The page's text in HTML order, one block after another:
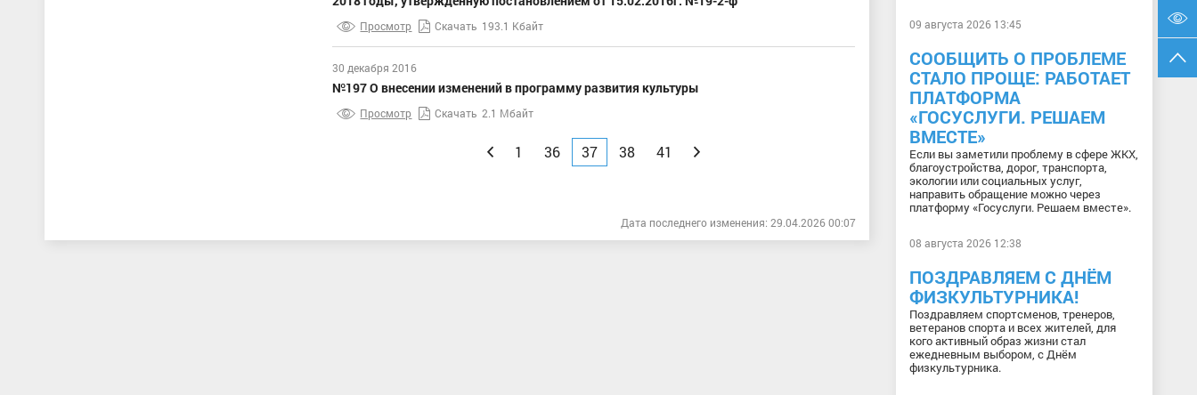
Просмотр Скачать 193.1 Кбайт
30 декабря 2016
№197 О внесении изменений в программу развития культуры
Просмотр Скачать 2.1 Мбайт
Назад
1 36 37 38 41 Вперед
Дата последнего изменения: 29.04.2026 00:07
09 августа 2026 13:45
СООБЩИТЬ О ПРОБЛЕМЕ
СТАЛО ПРОЩЕ: РАБОТАЕТ
ПЛАТФОРМА
«ГОСУСЛУГИ. РЕШАЕМ
ВМЕСТЕ»
Если вы заметили проблему в сфере ЖКХ,
благоустройства, дорог, транспорта,
экологии или социальных услуг,
направить обращение можно через
платформу «Госуслуги. Решаем вместе».
08 августа 2026 12:38
ПОЗДРАВЛЯЕМ С ДНЁМ
ФИЗКУЛЬТУРНИКА!
Поздравляем спортсменов, тренеров,
ветеранов спорта и всех жителей, для
кого активный образ жизни стал
ежедневным выбором, с Днём
физкультурника.